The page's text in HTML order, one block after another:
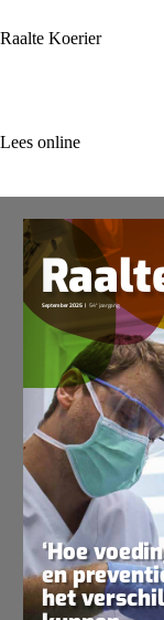
naar
de
Raalte Koerier
Lees online